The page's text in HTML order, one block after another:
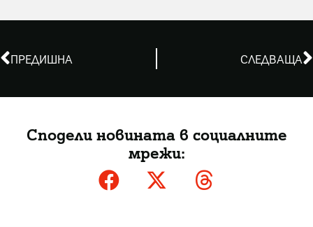
ПРЕДИШНА СЛЕДВАЩА
Сподели новината в социалните
мрежи: